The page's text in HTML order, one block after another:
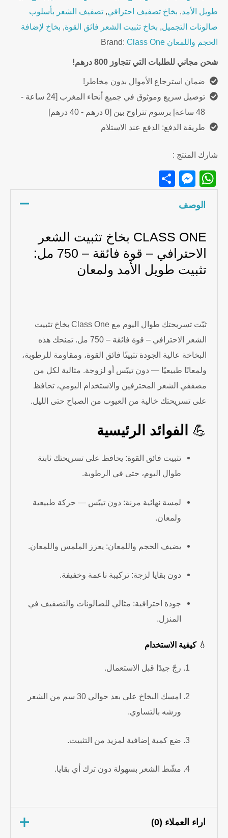
طويل الأمد, بخاخ تصفيف احترافي, تصفيف الشعر بأسلوب
صالونات التجميل, بخاخ تثبيت الشعر فائق القوة, بخاخ لإضافة
الحجم واللمعان
Brand: Class One
شحن مجاني للطلبات التي تتجاوز 800 درهم!
ضمان استرجاع الأموال بدون مخاطر!
توصيل سريع وموثوق في جميع أنحاء المغرب [24 ساعة -
48 ساعة] برسوم تتراوح بين [0 درهم - 40 درهم]
طريقة الدفع: الدفع عند الاستلام
شارك المنتج :
WhatsApp
Messenger
الوصف
CLASS ONE بخاخ تثبيت الشعر
الاحترافي – قوة فائقة – 750 مل:
تثبيت طويل الأمد ولمعان
ثبّت تسريحتك طوال اليوم مع Class One بخاخ تثبيت
الشعر الاحترافي – قوة فائقة – 750 مل. تمنحك هذه
البخاخة عالية الجودة تثبيتًا فائق القوة، ومقاومة للرطوبة،
ولمعانًا طبيعيًا — دون تيبّس أو لزوجة. مثالية لكل من
مصففي الشعر المحترفين والاستخدام اليومي، تحافظ
على تسريحتك خالية من العيوب من الصباح حتى الليل.
💪 الفوائد الرئيسية
تثبيت فائق القوة: يحافظ على تسريحتك ثابتة
طوال اليوم، حتى في الرطوبة.
لمسة نهائية مرنة: دون تيبّس — حركة طبيعية
ولمعان.
يضيف الحجم واللمعان: يعزز الملمس واللمعان.
دون بقايا لزجة: تركيبة ناعمة وخفيفة.
جودة احترافية: مثالي للصالونات والتصفيف في
المنزل.
💧كيفية الاستخدام
رجّ جيدًا قبل الاستعمال.
امسك البخاخ على بعد حوالي 30 سم من الشعر
ورشه بالتساوي.
ضع كمية إضافية لمزيد من التثبيت.
مشّط الشعر بسهولة دون ترك أي بقايا.
اراء العملاء (0)